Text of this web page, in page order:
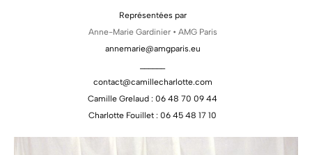
Représentées par
Anne-Marie Gardinier • AMG Paris
annemarie@amgparis.eu
contact@camillecharlotte.com
Camille Grelaud : 06 48 70 09 44
Charlotte Fouillet : 06 45 48 17 10